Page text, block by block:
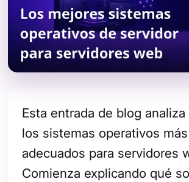
Esta entrada de blog
los sistemas operativos más
adecuados para servidores
Comienza explicando qué